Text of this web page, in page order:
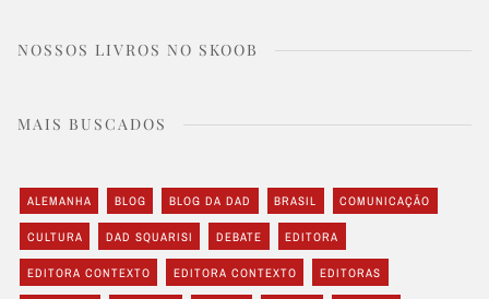
NOSSOS LIVROS NO SKOOB
MAIS BUSCADOS
ALEMANHA BLOG BLOG DA DAD BRASIL COMUNICAÇÃO
CULTURA DAD SQUARISI DEBATE EDITORA
EDITORA CONTEXTO EDITORA CONTEXTO EDITORAS